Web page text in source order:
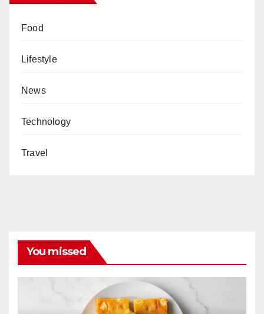
Food
Lifestyle
News
Technology
Travel
You missed